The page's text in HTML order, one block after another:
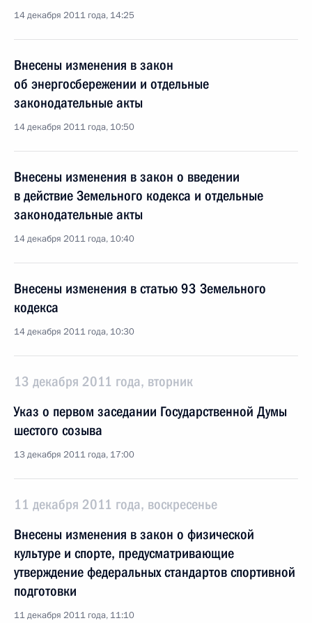
14 декабря 2011 года, 14:25
Внесены изменения в закон
об энергосбережении и отдельные
законодательные акты
14 декабря 2011 года, 10:50
Внесены изменения в закон о введении
в действие Земельного кодекса и отдельные
законодательные акты
14 декабря 2011 года, 10:40
Внесены изменения в статью 93 Земельного
кодекса
14 декабря 2011 года, 10:30
13 декабря 2011 года, вторник
Указ о первом заседании Государственной Думы
шестого созыва
13 декабря 2011 года, 17:00
11 декабря 2011 года, воскресенье
Внесены изменения в закон о физической
культуре и спорте, предусматривающие
утверждение федеральных стандартов спортивной
подготовки
11 декабря 2011 года, 11:10